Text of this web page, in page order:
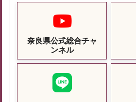
奈良県公式総合チャ
ンネル